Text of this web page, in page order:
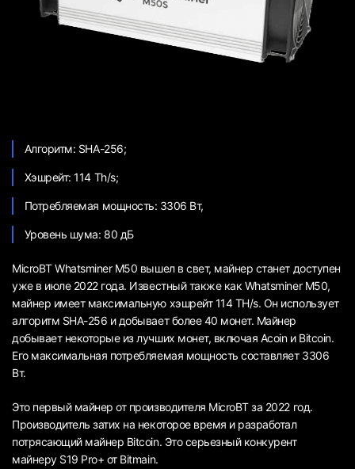
Алгоритм: SHA-256;
Хэшрейт: 114 Th/s;
Потребляемая мощность: 3306 Вт,
Уровень шума: 80 дБ
MicroBT Whatsminer M50 вышел в свет, майнер станет доступен
уже в июле 2022 года. Известный также как Whatsminer M50,
майнер имеет максимальную хэшрейт 114 TH/s. Он использует
алгоритм SHA-256 и добывает более 40 монет. Майнер
добывает некоторые из лучших монет, включая Acoin и Bitcoin.
Его максимальная потребляемая мощность составляет 3306
Вт.
Это первый майнер от производителя MicroBT за 2022 год.
Производитель затих на некоторое время и разработал
потрясающий майнер Bitcoin. Это серьезный конкурент
майнеру S19 Pro+ от Bitmain.